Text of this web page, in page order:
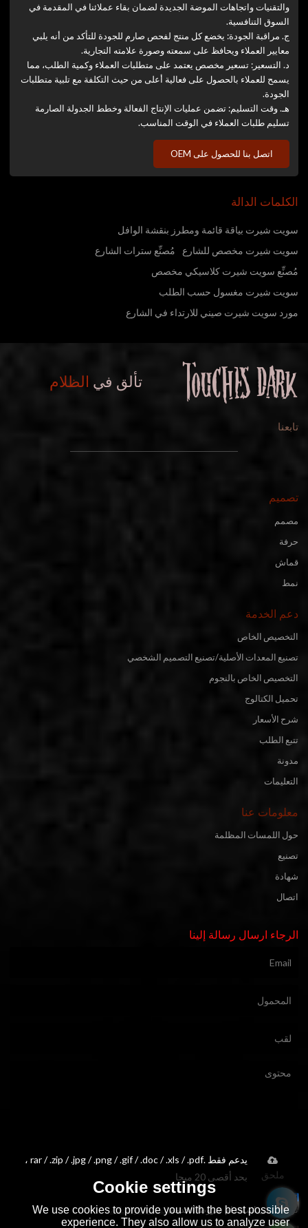
والتقنيات واتجاهات الموضة الجديدة لضمان بقاء عملائنا في المقدمة في
السوق التنافسية.
ج. مراقبة الجودة: يخضع كل منتج لفحص صارم للجودة للتأكد من أنه يلبي
معايير العملاء ويحافظ على سمعته وصورة علامته التجارية.
د. التسعير: تسعير مخصص يعتمد على متطلبات العملاء وكمية الطلب، مما
يسمح للعملاء بالحصول على فعالية أعلى من حيث التكلفة مع تلبية متطلبات
الجودة.
هـ. وقت التسليم: تضمن عمليات الإنتاج الفعالة وخطط الجدولة الصارمة
تسليم طلبات العملاء في الوقت المناسب.
اتصل بنا للحصول على OEM
الكلمات الدالة
سويت شيرت بياقة قائمة ومطرز بنقشة الوافل
سويت شيرت مخصص للشارع
مُصنِّع سترات الشارع
مُصنِّع سويت شيرت كلاسيكي مخصص
سويت شيرت مغسول حسب الطلب
مورد سويت شيرت صيني للارتداء في الشارع
تألق في الظلام
تابعنا
تصميم
مصمم
حرفة
قماش
نمط
دعم الخدمة
التخصيص الخاص
تصنيع المعدات الأصلية/تصنيع التصميم الشخصي
التخصيص الخاص بالنجوم
تحميل الكتالوج
شرح الأسعار
تتبع الطلب
مدونة
التعليمات
معلومات عنا
حول اللمسات المظلمة
تصنيع
شهادة
اتصال
الرجاء ارسال رسالة إلينا
يدعم فقط .rar / .zip / .jpg / .png / .gif / .doc / .xls / .pdf ،
بحد أقصى 20 ميجا
ملحق
توافق على استخدام شروط الخدمة,الشروط والاحكام
Cookie settings
We use cookies to provide you with the best possible
experience. They also allow us to analyze user